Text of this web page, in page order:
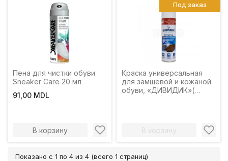
Пена для чистки обуви
Sneaker Care 20 мл
91,00 MDL
В корзину
Краска универсальная
для замшевой и кожаной
обуви, «ДИВИДИК»(
В корзину
Под заказ
Показано с 1 по 4 из 4 (всего 1 страниц)